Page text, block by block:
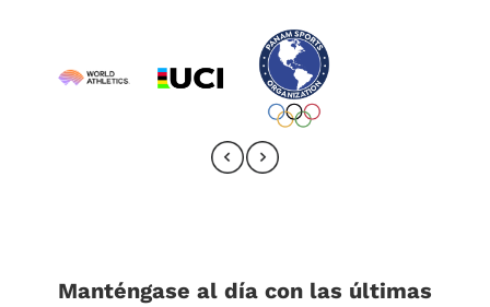
Manténgase al día con las últimas